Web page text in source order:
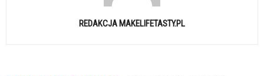
REDAKCJA MAKELIFETASTY.PL